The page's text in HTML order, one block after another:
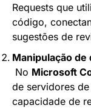
Requests que
código,
sugestões de
Manipulação
No Microsoft
de servidores
capacidade de